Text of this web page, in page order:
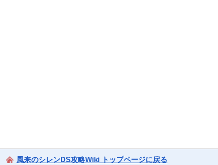
風来のシレンDS攻略Wiki トップページに戻る